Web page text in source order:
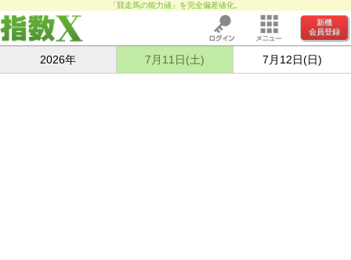
「競走馬の能力値」を完全偏差値化。
新機
会員登録
2026年 7月11日(土) 7月12日(日)